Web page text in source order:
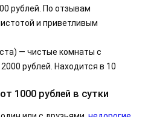
рублей. По отзывам
и приветливым
— чистые комнаты с
рублей. Находится в 10
1000 рублей в сутки